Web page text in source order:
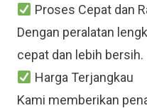
Proses Cepat dan
Dengan peralatan
cepat dan lebih bersih.
Harga Terjangkau
Kami memberikan